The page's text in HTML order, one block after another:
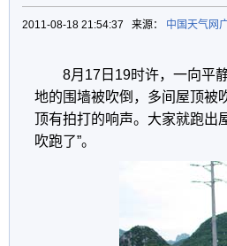
2011-08-18 21:54:37 来源： 中国天气网
8月17日19时许，一向平
地的围墙被吹倒，多间屋顶被
顶有拍打的响声。大家就跑出
吹跑了”。